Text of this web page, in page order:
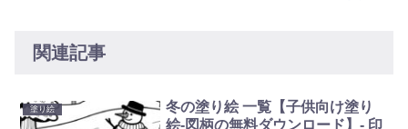
関連記事
塗り絵
冬の塗り絵 一覧【子供向け塗り
絵-図柄の無料ダウンロード】- 印